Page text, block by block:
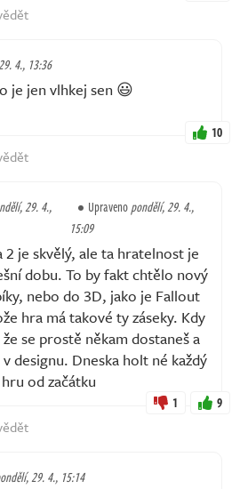
4., 13:36
je jen vlhkej sen 😃
10
29. 4.,
Upravenopondělí, 29. 4.,
15:09
2 je skvělý, ale ta hratelnost je
dobu. To by fakt chtělo nový
nebo do 3D, jako je Fallout
hra má takové ty záseky. Kdy
se prostě někam dostaneš a
designu. Dneska holt né každý
od začátku
1 9
29. 4., 15:14